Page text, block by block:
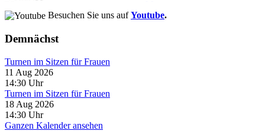
Besuchen Sie uns aufYoutube.
Demnächst
Turnen im Sitzen für Frauen
11 Aug 2026
14:30 Uhr
Turnen im Sitzen für Frauen
18 Aug 2026
14:30 Uhr
Ganzen Kalender ansehen